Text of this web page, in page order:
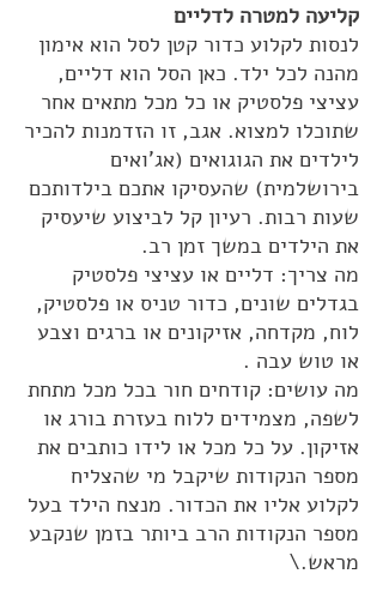
קליעה למטרה לדליים
לנסות לקלוע כדור קטן לסל הוא אימון
מהנה לכל ילד. כאן הסל הוא דליים,
עציצי פלסטיק או כל מכל מתאים אחר
שתוכלו למצוא. אגב, זו הזדמנות להכיר
לילדים את הגוגואים (אג'ואים
בירושלמית) שהעסיקו אתכם בילדותכם
שעות רבות. רעיון קל לביצוע שיעסיק
את הילדים במשך זמן רב.
מה צריך: דליים או עציצי פלסטיק
בגדלים שונים, כדור טניס או פלסטיק,
לוח, מקדחה, אזיקונים או ברגים וצבע
או טוש עבה .
מה עושים: קודחים חור בכל מכל מתחת
לשפה, מצמידים ללוח בעזרת בורג או
אזיקון. על כל מכל או לידו כותבים את
מספר הנקודות שיקבל מי שהצליח
לקלוע אליו את הכדור. מנצח הילד בעל
מספר הנקודות הרב ביותר בזמן שנקבע
מראש.\